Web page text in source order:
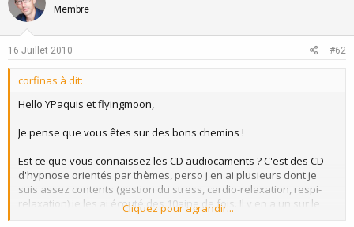
t
v
Membre
16 Juillet 2010 #62
corfinas à dit:
Hello YPaquis et flyingmoon,
Je pense que vous êtes sur des bons chemins !
Est ce que vous connaissez les CD audiocaments ? C'est des CD
d'hypnose orientés par thèmes, perso j'en ai plusieurs dont je
suis assez contents (gestion du stress, cardio-relaxation, respi-
relaxation) je les ai écouté des 10aine de fois. Il y en a un sur le
Cliquez pour agrandir...